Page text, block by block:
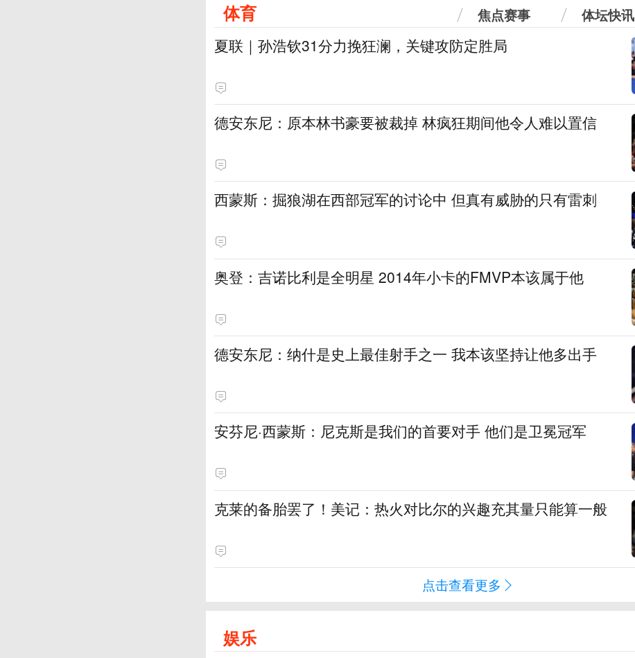
体育 焦点赛事 体坛快讯
夏联｜孙浩钦31分力挽狂澜，关键攻防定胜局
德安东尼：原本林书豪要被裁掉 林疯狂期间他令人难以置信
西蒙斯：掘狼湖在西部冠军的讨论中 但真有威胁的只有雷刺
奥登：吉诺比利是全明星 2014年小卡的FMVP本该属于他
德安东尼：纳什是史上最佳射手之一 我本该坚持让他多出手
安芬尼·西蒙斯：尼克斯是我们的首要对手 他们是卫冕冠军
克莱的备胎罢了！美记：热火对比尔的兴趣充其量只能算一般
点击查看更多
娱乐